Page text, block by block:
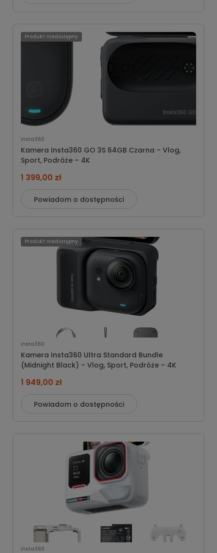
insta360
Kamera Insta360 GO 3S 64GB Czarna – Vlog,
Sport, Podróże – 4K
1 399,00 zł
Powiadom o dostępności
Produkt niedostępny
insta360
Kamera Insta360 Ultra Standard Bundle
(Midnight Black) – Vlog, Sport, Podróże – 4K
1 949,00 zł
Powiadom o dostępności
Produkt niedostępny
insta360